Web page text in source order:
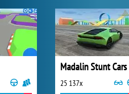
Madalin Stunt
25 137x